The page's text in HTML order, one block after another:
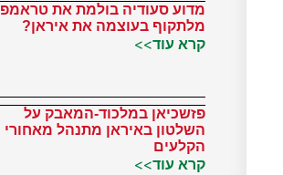
מדוע סעודיה בולמת את טראמפ
מלתקוף בעוצמה את איראן?
קרא עוד>>
פזשכיאן במלכוד-המאבק על
השלטון באיראן מתנהל מאחורי
הקלעים
קרא עוד>>